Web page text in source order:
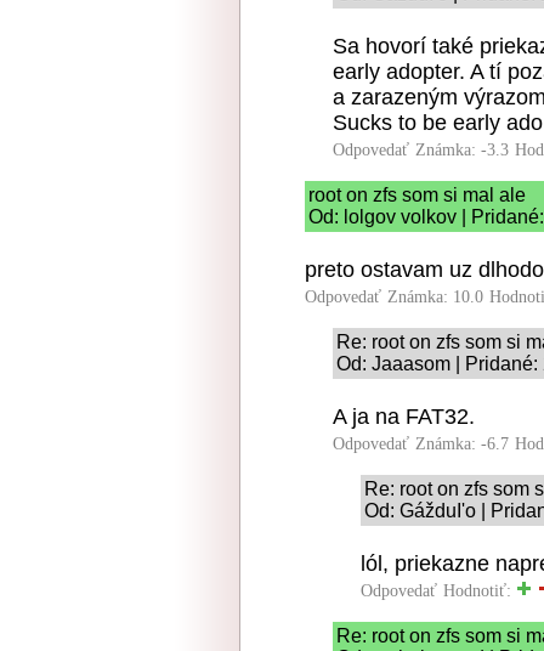
Sa hovorí také
early adopter. A tí
a zarazeným
Sucks to be early
Odpovedať Známka: -3.3
root on zfs som si mal ale
Od: lolgov volkov |
preto ostavam uz
Odpovedať Známka: 10.0
Re: root on zfs som si
Od: Jaaasom |
A ja na FAT32.
Odpovedať Známka: -6.7
Re: root on zfs som
Od: GážduI'o |
lól, priekazne
Odpovedať Hodnotiť:
Re: root on zfs som si